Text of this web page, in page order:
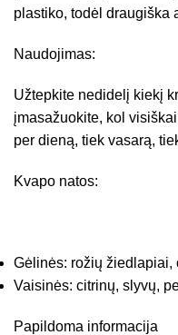
plastiko, todėl draugiška
Naudojimas:
Užtepkite nedidelį kiekį
įmasažuokite, kol
per dieną, tiek vasarą,
Kvapo natos:
Gėlinės: rožių žiedlapiai,
Vaisinės: citrinų, slyvų,
Papildoma informacija